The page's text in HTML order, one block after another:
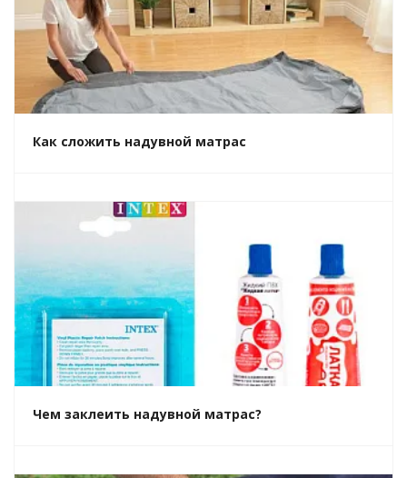
Как сложить надувной матрас
Чем заклеить надувной матрас?